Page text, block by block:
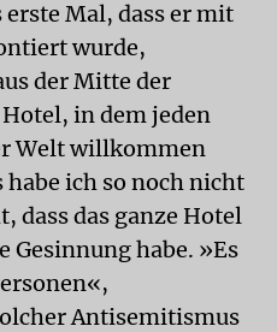
Mal, dass er mit
wurde,
der Mitte der
in dem jeden
Welt willkommen
ich so noch nicht
dass das ganze Hotel
Gesinnung habe. »Es
Antisemitismus